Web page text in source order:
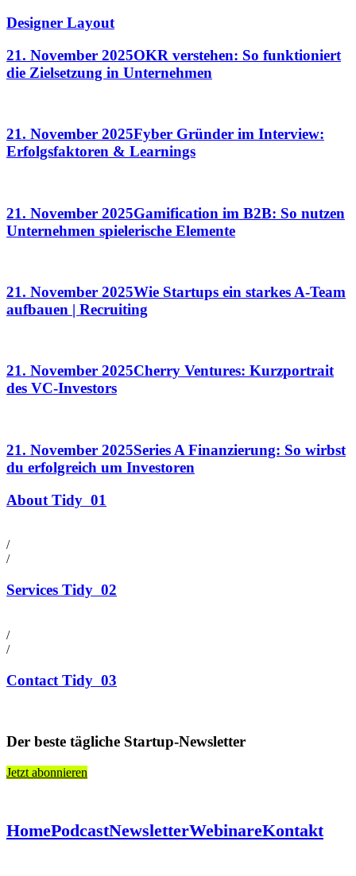
Designer Layout
21. November 2025OKR verstehen: So funktioniert
die Zielsetzung in Unternehmen
21. November 2025Fyber Gründer im Interview:
Erfolgsfaktoren & Learnings
21. November 2025Gamification im B2B: So nutzen
Unternehmen spielerische Elemente
21. November 2025Wie Startups ein starkes A-Team
aufbauen | Recruiting
21. November 2025Cherry Ventures: Kurzportrait
des VC-Investors
21. November 2025Series A Finanzierung: So wirbst
du erfolgreich um Investoren
About Tidy 01
/
/
Services Tidy 02
/
/
Contact Tidy 03
Der beste tägliche Startup-Newsletter
Jetzt abonnieren
HomePodcastNewsletterWebinareKontakt